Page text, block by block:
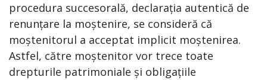
procedura succesorală, declarația autentică de
renunțare la moștenire, se consideră că
moștenitorul a acceptat implicit moștenirea.
Astfel, către moștenitor vor trece toate
drepturile patrimoniale și obligațiile